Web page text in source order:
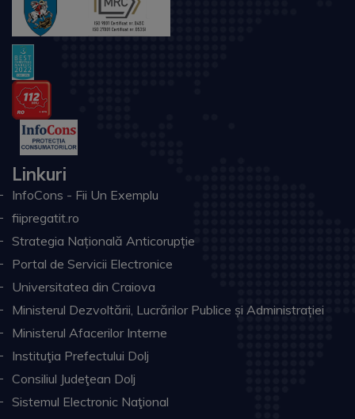
Linkuri
InfoCons - Fii Un Exemplu
fiipregatit.ro
Strategia Națională Anticorupție
Portal de Servicii Electronice
Universitatea din Craiova
Ministerul Dezvoltării, Lucrărilor Publice și Administrației
Ministerul Afacerilor Interne
Instituţia Prefectului Dolj
Consiliul Judeţean Dolj
Sistemul Electronic Naţional